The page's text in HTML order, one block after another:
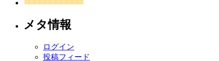
メタ情報
ログイン
投稿フィード